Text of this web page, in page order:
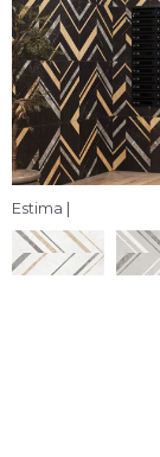
Estima |